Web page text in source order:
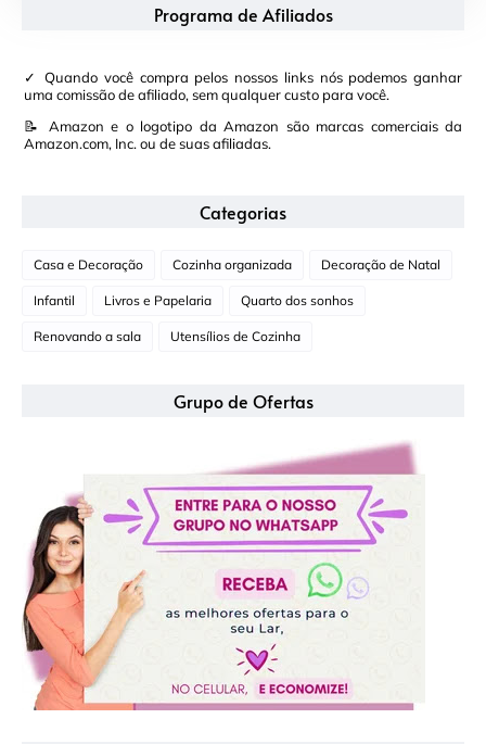
Programa de Afiliados
✓ Quando você compra pelos nossos links nós podemos ganhar
uma comissão de afiliado, sem qualquer custo para você.
📝 Amazon e o logotipo da Amazon são marcas comerciais da
Amazon.com, Inc. ou de suas afiliadas.
Categorias
Casa e Decoração Cozinha organizada Decoração de Natal
Infantil Livros e Papelaria Quarto dos sonhos
Renovando a sala Utensílios de Cozinha
Grupo de Ofertas